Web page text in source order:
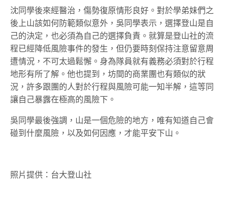
沈同學後來經醫治，傷勢復原情形良好。對於學弟妹們之
後上山該如何防範類似意外，吳同學表示，選擇登山是自
己的決定，也必須為自己的選擇負責。就算是登山社的流
程已經降低風險事件的發生，但仍要時刻保持注意留意周
遭情況，不可太過鬆懈。身為隊員就有義務必須對於行程
地形有所了解。他也提到，坊間的商業團也有類似的狀
況，許多跟團的人對於行程與風險可能一知半解，這等同
讓自己暴露在極高的風險下。
吳同學最後強調，山是一個危險的地方，唯有知道自己會
碰到什麼風險，以及如何因應，才能平安下山。
照片提供：台大登山社